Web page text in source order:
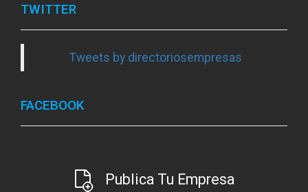
TWITTER
Tweets by directoriosempresas
FACEBOOK
Publica Tu Empresa